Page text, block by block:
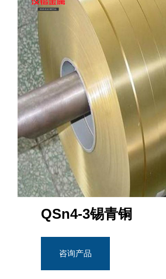
QSn4-3锡青铜
咨询产品